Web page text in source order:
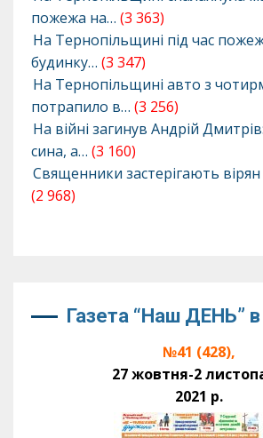
пожежа на… (3 363)
На Тернопільщині під час
будинку… (3 347)
На Тернопільщині авто з
потрапило в… (3 256)
На війні загинув Андрій
сина, а… (3 160)
Священники застерігають вірян
(2 968)
Газета “Наш ДЕНЬ”
№41 (428),
27 жовтня-2
2021 р.